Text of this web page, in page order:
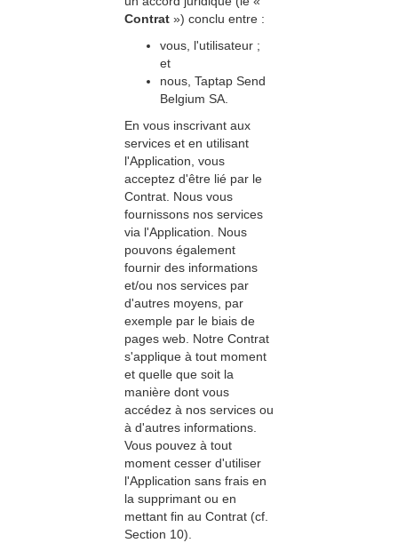
Contrat ») conclu entre :
vous, l'utilisateur ;
et
nous, Taptap Send
Belgium SA.
En vous inscrivant aux
services et en utilisant
l'Application, vous
acceptez d'être lié par le
Contrat. Nous vous
fournissons nos services
via l'Application. Nous
pouvons également
fournir des informations
et/ou nos services par
d'autres moyens, par
exemple par le biais de
pages web. Notre Contrat
s'applique à tout moment
et quelle que soit la
manière dont vous
accédez à nos services ou
à d'autres informations.
Vous pouvez à tout
moment cesser d'utiliser
l'Application sans frais en
la supprimant ou en
mettant fin au Contrat (cf.
Section 10).